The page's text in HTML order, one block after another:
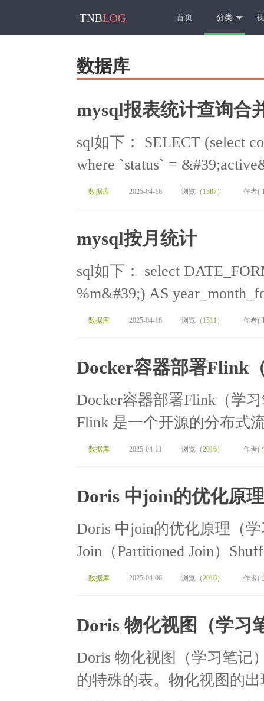
TNBLOG 首页 分类
数据库
mysql报表统计查询合
sql如下： SELECT (select
where `status` =
数据库 2025-04-16 浏览（ 1587） 作者(
mysql按月统计
sql如下： select
%m&#39;) AS
数据库 2025-04-16 浏览（ 1511） 作者(
Docker容器部署Flink
Docker容器部署Flink（学
Flink 是一个开源的分布式
数据库 2025-04-11 浏览（2016） 作者(
Doris 中join的优化原
Doris 中join的优化原理（
Join（Partitioned Join）
数据库 2025-04-06 浏览（2016） 作者(
Doris 物化视图（学习
Doris 物化视图（学习笔记
的特殊的表。物化视图的